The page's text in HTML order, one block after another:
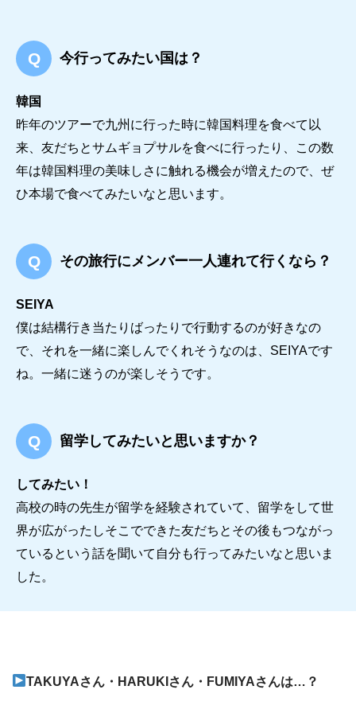
今行ってみたい国は？
韓国
昨年のツアーで九州に行った時に韓国料理を食べて以
来、友だちとサムギョプサルを食べに行ったり、この数
年は韓国料理の美味しさに触れる機会が増えたので、ぜ
ひ本場で食べてみたいなと思います。
その旅行にメンバー一人連れて行くなら？
SEIYA
僕は結構行き当たりばったりで行動するのが好きなの
で、それを一緒に楽しんでくれそうなのは、SEIYAです
ね。一緒に迷うのが楽しそうです。
留学してみたいと思いますか？
してみたい！
高校の時の先生が留学を経験されていて、留学をして世
界が広がったしそこでできた友だちとその後もつながっ
ているという話を聞いて自分も行ってみたいなと思いま
した。
TAKUYAさん・HARUKIさん・FUMIYAさんは…？